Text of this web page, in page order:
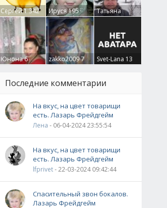
Сергей1 342 Ируся195
Татьяна
Крючкова0
Юнона6 zakko20097 Svet-Lana 13
Последние комментарии
На вкус, на цвет товарищи
есть. Лазарь Фрейдгейм
Лена - 06-04-2024 23:55:54
На вкус, на цвет товарищи
есть. Лазарь Фрейдгейм
lfprivet- 22-03-2024 09:42:44
Спасительный звон бокалов.
Лазарь Фрейдгейм